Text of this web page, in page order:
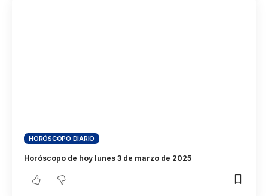
HORÓSCOPO DIARIO
Horóscopo de hoy lunes 3 de marzo de 2025